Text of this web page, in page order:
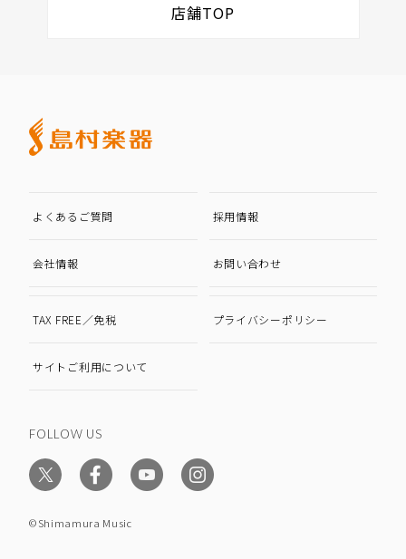
店舗TOP
よくあるご質問 採用情報
会社情報 お問い合わせ
TAX FREE／免税 プライバシーポリシー
サイトご利用について
FOLLOW US
©Shimamura Music